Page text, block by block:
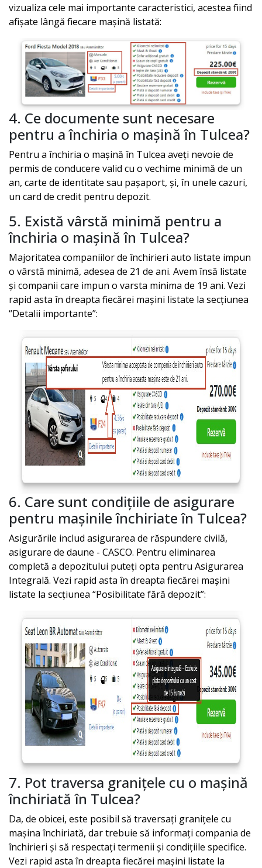
vizualiza cele mai importante caracteristici, acestea fiind
afișate lângă fiecare mașină listată:
4. Ce documente sunt necesare
pentru a închiria o mașină în Tulcea?
Pentru a închiria o mașină în Tulcea aveți nevoie de
permis de conducere valid cu o vechime minimă de un
an, carte de identitate sau pașaport, și, în unele cazuri,
un card de credit pentru depozit.
5. Există vârstă minimă pentru a
închiria o mașină în Tulcea?
Majoritatea companiilor de închirieri auto listate impun
o vârstă minimă, adesea de 21 de ani. Avem însă listate
și companii care impun o varsta minima de 19 ani. Vezi
rapid asta în dreapta fiecărei mașini listate la secțiunea
“Detalii importante”:
6. Care sunt condițiile de asigurare
pentru mașinile închiriate în Tulcea?
Asigurările includ asigurarea de răspundere civilă,
asigurare de daune - CASCO. Pentru eliminarea
completă a depozitului puteți opta pentru Asigurarea
Integrală. Vezi rapid asta în dreapta fiecărei mașini
listate la secțiunea “Posibilitate fără depozit”:
7. Pot traversa granițele cu o mașină
închiriată în Tulcea?
Da, de obicei, este posibil să traversați granițele cu
mașina închiriată, dar trebuie să informați compania de
închirieri și să respectați termenii și condițiile specifice.
Vezi rapid asta în dreapta fiecărei mașini listate la